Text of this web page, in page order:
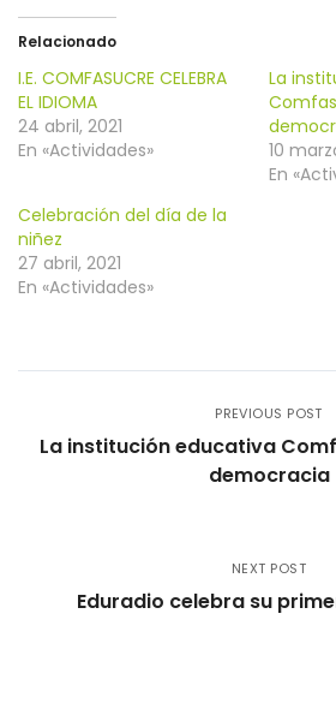
Twitter
(Se
abre
una
ventana
nueva)
una
Relacionado
I.E. COMFASUCRE CELEBRA
EL IDIOMA
24 abril, 2021
En «Actividades»
La
10
En
Celebración del día de la
niñez
27 abril, 2021
En «Actividades»
PREVIOUS POST
La institución educativa
democracia
NEXT POST
Eduradio celebra su